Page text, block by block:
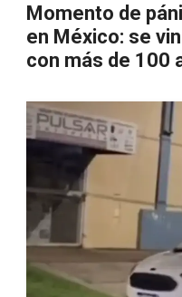
Momento de
en México: se
con más de 100